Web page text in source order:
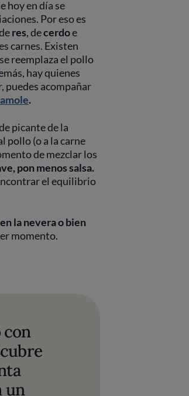
hoy en día se
Por eso es
res, decerdoe
carnes. Existen
reemplaza el pollo
hay quienes
puedes acompañar
.
picante de la
pollo (o a la carne
de mezclar los
pon menos salsa.
el equilibrio
la nevera o bien
momento.
con
un